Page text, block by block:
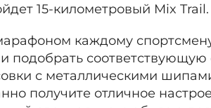
15-километровый Mix Trail.
каждому
подобрать
с металлическими
получите отличное